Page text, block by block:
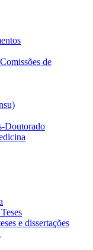
de
Doutorado
e dissertações